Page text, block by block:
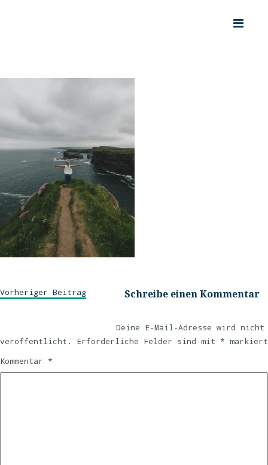
Vorheriger Beitrag Schreibe einen Kommentar
Deine E-Mail-Adresse wird nicht
veröffentlicht.
Erforderliche Felder sind mit * markiert
Kommentar *